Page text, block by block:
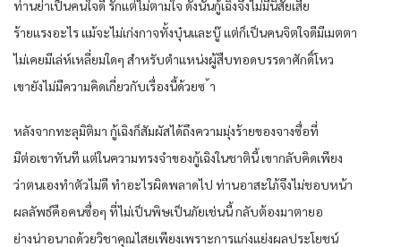
ท่านย่าเป็นคนใจดี รักแต่ไม่ตามใจ ดังนั้นกู้เฉิงจึงไม่มีนิสัยเสีย
ร้ายแรงอะไร แม้จะไม่เก่งกาจทั้งบุ๋นและบู๊ แต่ก็เป็นคนจิตใจดีมีเมตตา
ไม่เคยมีเล่ห์เหลี่ยมใดๆ สำหรับตำแหน่งผู้สืบทอดบรรดาศักดิ์โหว
เขายังไม่มีความคิดเกี่ยวกับเรื่องนี้ด้วยซ ้า
หลังจากทะลุมิติมา กู้เฉิงก็สัมผัสได้ถึงความมุ่งร้ายของจางซื่อที่
มีต่อเขาทันที แต่ในความทรงจำของกู้เฉิงในชาตินี้ เขากลับคิดเพียง
ว่าตนเองทำตัวไม่ดี ทำอะไรผิดพลาดไป ท่านอาสะใภ้จึงไม่ชอบหน้า
ผลลัพธ์คือคนซื่อๆ ที่ไม่เป็นพิษเป็นภัยเช่นนี้ กลับต้องมาตายอ
ย่างน่าอนาถด้วยวิชาคุณไสยเพียงเพราะการแก่งแย่งผลประโยชน์